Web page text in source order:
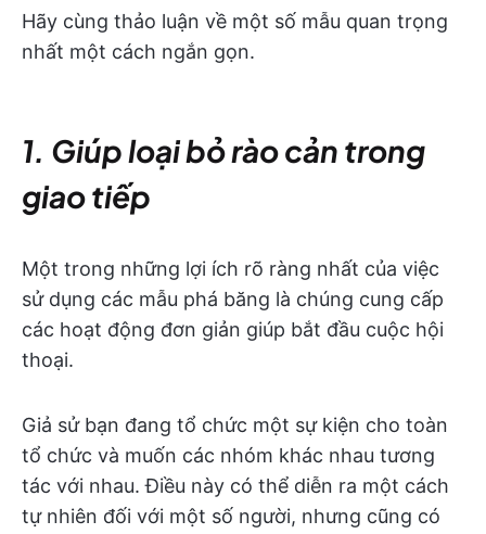
Hãy cùng thảo luận về một số mẫu quan trọng
nhất một cách ngắn gọn.
1. Giúp loại bỏ rào cản trong
giao tiếp
Một trong những lợi ích rõ ràng nhất của việc
sử dụng các mẫu phá băng là chúng cung cấp
các hoạt động đơn giản giúp bắt đầu cuộc hội
thoại.
Giả sử bạn đang tổ chức một sự kiện cho toàn
tổ chức và muốn các nhóm khác nhau tương
tác với nhau. Điều này có thể diễn ra một cách
tự nhiên đối với một số người, nhưng cũng có